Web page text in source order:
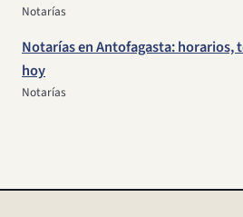
Notarías
Notarías en Antofagasta: horarios,
hoy
Notarías